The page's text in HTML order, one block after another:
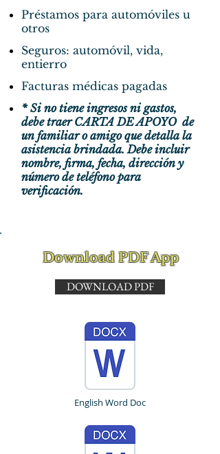
Préstamos para automóviles u
otros
Seguros: automóvil, vida,
entierro
Facturas médicas pagadas
* Si no tiene ingresos ni gastos,
debe traer CARTA DE APOYO de
un familiar o amigo que detalla la
asistencia brindada. Debe incluir
nombre, firma, fecha, dirección y
número de teléfono para
verificación.
Download PDF App
DOWNLOAD PDF
English Word Doc